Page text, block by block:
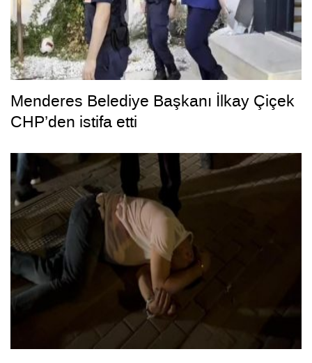
Menderes Belediye Başkanı İlkay Çiçek
CHP’den istifa etti